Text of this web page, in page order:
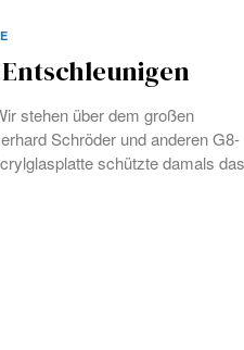
stehen über dem großen
Schröder und anderen G8-
schützte damals das